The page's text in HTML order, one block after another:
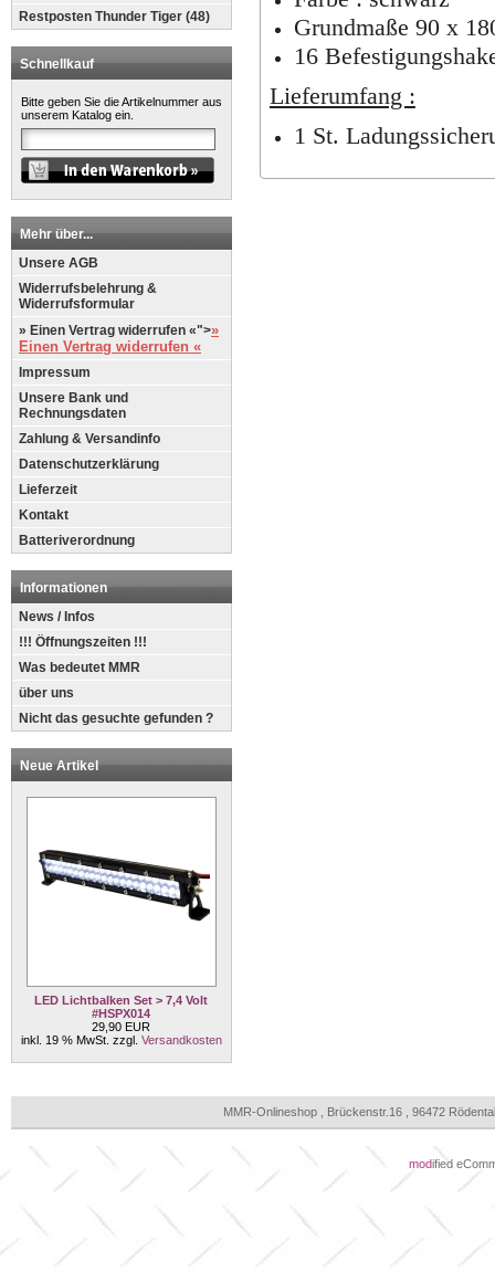
Restposten Thunder Tiger (48)
Schnellkauf
Bitte geben Sie die Artikelnummer aus
unserem Katalog ein.
Mehr über...
Unsere AGB
Widerrufsbelehrung &
Widerrufsformular
» Einen Vertrag widerrufen «">»
Einen Vertrag widerrufen «
Impressum
Unsere Bank und
Rechnungsdaten
Zahlung & Versandinfo
Datenschutzerklärung
Lieferzeit
Kontakt
Batteriverordnung
Informationen
News / Infos
!!! Öffnungszeiten !!!
Was bedeutet MMR
über uns
Nicht das gesuchte gefunden ?
Neue Artikel
LED Lichtbalken Set > 7,4 Volt
#HSPX014
29,90 EUR
inkl. 19 % MwSt. zzgl. Versandkosten
Grundmaße 90 x
16
Lieferumfang :
1 St.
MMR-Onlineshop , Brückenstr.16 , 96472
modified